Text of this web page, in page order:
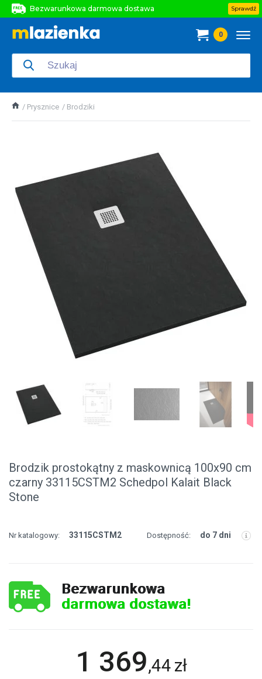
Bezwarunkowa darmowa dostawa
Bezwarunkowa darmowa dostawa
Sprawdź
0
Prysznice Brodziki
Brodzik prostokątny z maskownicą 100x90 cm
czarny 33115CSTM2 Schedpol Kalait Black
Stone
Nr katalogowy: 33115CSTM2 Dostępność: do 7 dni
Bezwarunkowa
darmowa dostawa!
1 369,44 zł